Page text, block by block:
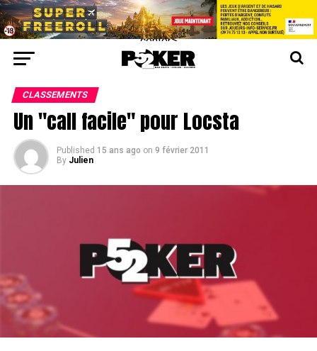
center>
CLASSEMENTS
Un "call facile" pour Locsta
Published 15 ans ago on 9 février 2011
By Julien